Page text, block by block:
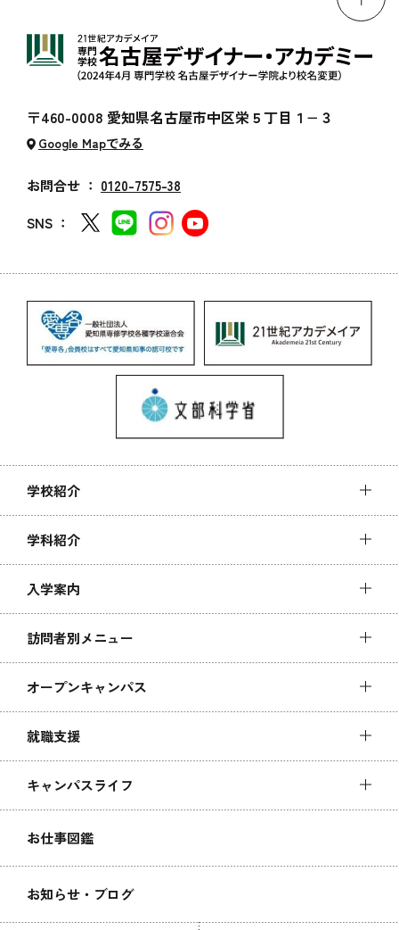
〒460-0008 愛知県名古屋市中区栄５丁目１−３
Google Mapでみる
お問合せ ： 0120-7575-38
SNS ：
学校紹介
学科紹介
入学案内
訪問者別メニュー
オープンキャンパス
就職支援
キャンパスライフ
お仕事図鑑
お知らせ・ブログ